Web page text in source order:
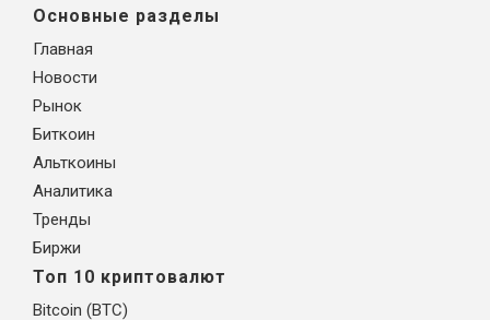
Основные разделы
Главная
Новости
Рынок
Биткоин
Альткоины
Аналитика
Тренды
Биржи
Топ 10 криптовалют
Bitcoin (BTC)